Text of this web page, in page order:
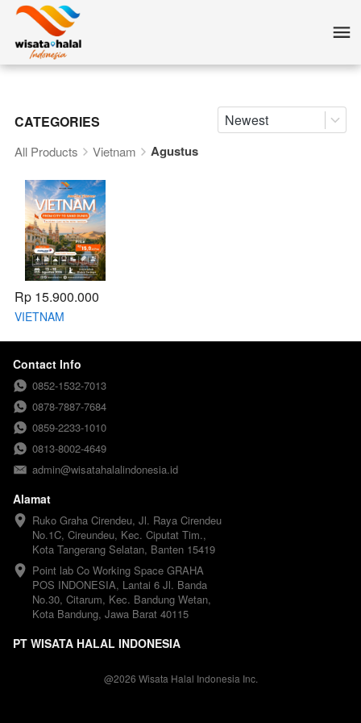
CATEGORIES Newest
All Products Vietnam Agustus
Rp 15.900.000
VIETNAM
CITY TO SAND
DUNES 13 - 18
AGUSTUS 2026
Contact Info
0852-1532-7013
0878-7887-7684
0859-2233-1010
0813-8002-4649
admin@wisatahalalindonesia.id
Alamat
Ruko Graha Cirendeu, Jl. Raya Cirendeu
No.1C, Cireundeu, Kec. Ciputat Tim.,
Kota Tangerang Selatan, Banten 15419
Point lab Co Working Space GRAHA
POS INDONESIA, Lantai 6 Jl. Banda
No.30, Citarum, Kec. Bandung Wetan,
Kota Bandung, Jawa Barat 40115
PT WISATA HALAL INDONESIA
@2026 Wisata Halal Indonesia Inc.